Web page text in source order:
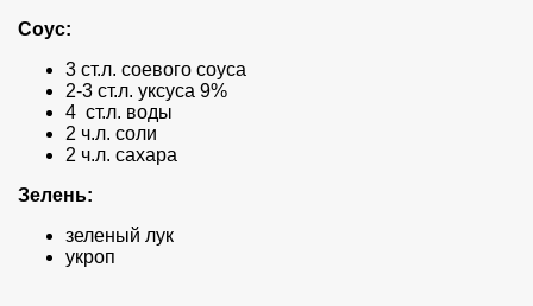
Соус:
3 ст.л. соевого соуса
2-3 ст.л. уксуса 9%
4 ст.л. воды
2 ч.л. соли
2 ч.л. сахара
Зелень:
зеленый лук
укроп